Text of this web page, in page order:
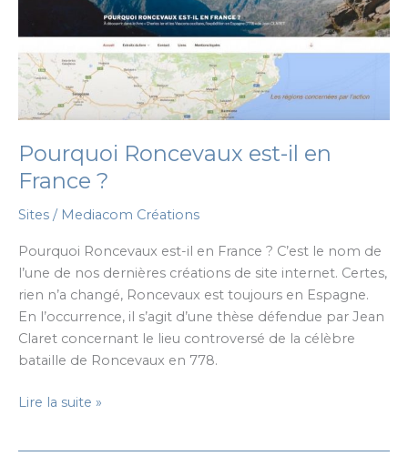
Pourquoi Roncevaux est-il en
France ?
Sites / Mediacom Créations
Pourquoi Roncevaux est-il en France ? C’est le nom de
l’une de nos dernières créations de site internet. Certes,
rien n’a changé, Roncevaux est toujours en Espagne.
En l’occurrence, il s’agit d’une thèse défendue par Jean
Claret concernant le lieu controversé de la célèbre
bataille de Roncevaux en 778.
Pourquoi
Lire la suite »